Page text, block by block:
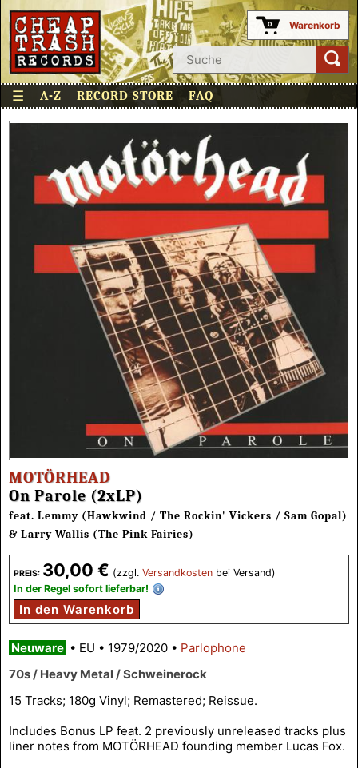
0 Warenkorb
☰ A-Z RECORD STORE FAQ
PREIS: 30,00 € (zzgl. Versandkosten bei Versand)
In der Regel sofort lieferbar!
In den Warenkorb
MOTÖRHEAD
On Parole (2xLP)
feat. Lemmy (Hawkwind / The Rockin' Vickers / Sam Gopal)
& Larry Wallis (The Pink Fairies)
Neuware • EU • 1979/2020 • Parlophone
70s / Heavy Metal / Schweinerock
15 Tracks; 180g Vinyl; Remastered; Reissue.
Includes Bonus LP feat. 2 previously unreleased tracks plus
liner notes from MOTÖRHEAD founding member Lucas Fox.